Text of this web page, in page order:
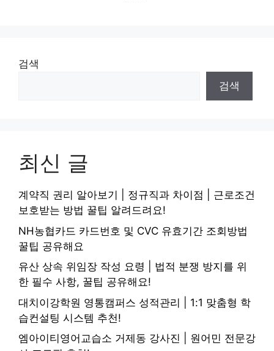
검색
검색
최신 글
계약직 권리 알아보기 | 정규직과 차이점 | 근로조건
보호받는 방법 꿀팁 알려드려요!
NH농협카드 카드번호 및 CVC 유효기간 조회방법
꿀팁 공유해요
유산 상속 위임장 작성 요령 | 법적 분쟁 방지를 위
한 필수 사항, 꿀팁 공유해요!
대치이강학원 영통캠퍼스 성적관리 | 1:1 맞춤형 학
습컨설팅 시스템 추천!
엠아이티영어교습소 거제동 강사진 | 원어민 전문강